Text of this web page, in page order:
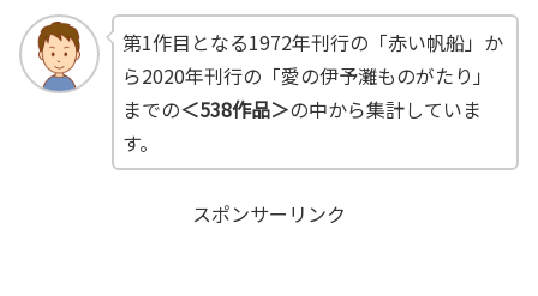
第1作目となる1972年刊行の「赤い帆船」か
ら2020年刊行の「愛の伊予灘ものがたり」
までの＜538作品＞の中から集計していま
す。
スポンサーリンク